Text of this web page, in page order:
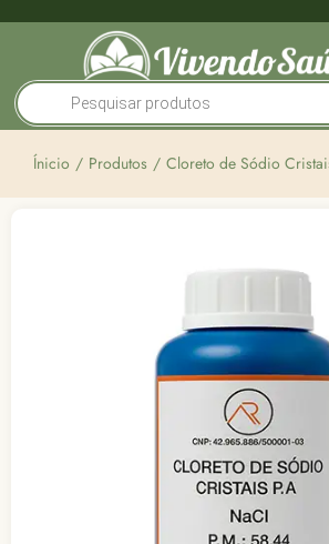
Ínicio / Produtos / Cloreto de Sódio